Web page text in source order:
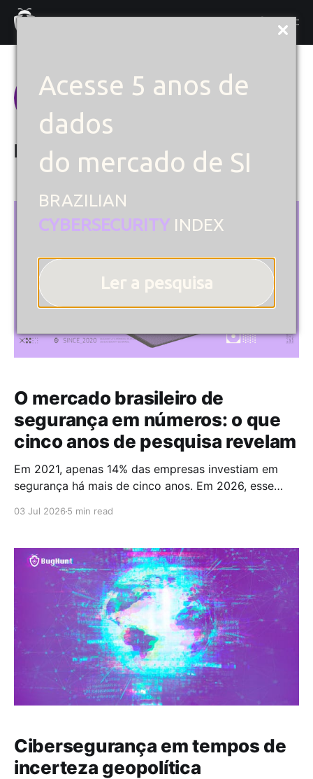
Acesse 5 anos de
dados
do mercado de SI
BRAZILIAN
CYBERSECURITYINDEX
Ler a pesquisa
BugHunt
O mercado brasileiro de
segurança em números: o que
cinco anos de pesquisa revelam
Em 2021, apenas 14% das empresas investiam em
segurança há mais de cinco anos. Em 2026, esse
parte do Brazilian CyberSecurity Index, uma série
histórica conduzida pela
03 Jul 2026 5 min read
Cibersegurança em tempos de
incerteza geopolítica